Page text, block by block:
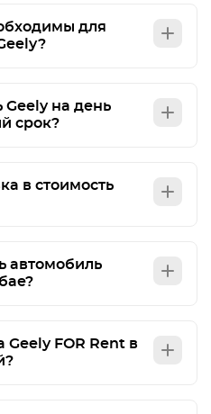
для
Geely на день
срок?
в стоимость
автомобиль
Geely FOR Rent в